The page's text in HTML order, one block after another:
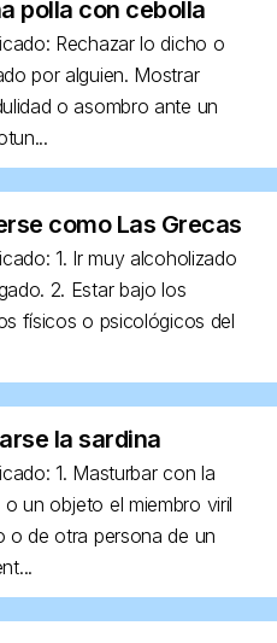
polla con cebolla
Rechazar lo dicho o
por alguien. Mostrar
o asombro ante un
como Las Grecas
1. Ir muy alcoholizado
2. Estar bajo los
físicos o psicológicos del
la sardina
1. Masturbar con la
un objeto el miembro viril
o de otra persona de un